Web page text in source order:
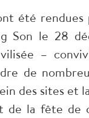
été
Son le 28
–
de
des sites
de la fête de